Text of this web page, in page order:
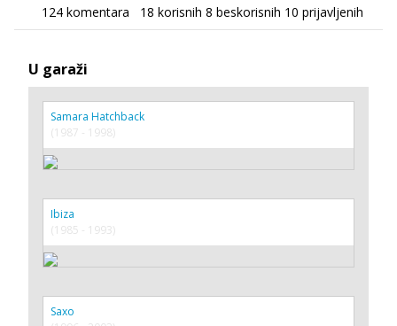
124 komentara 18 korisnih 8 beskorisnih 10 prijavljenih
U garaži
Samara Hatchback
(1987 - 1998)
Ibiza
(1985 - 1993)
Saxo